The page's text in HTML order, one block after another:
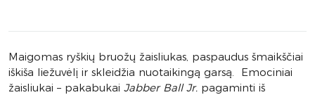
Maigomas ryškių bruožų žaisliukas, paspaudus šmaikščiai
iškiša liežuvėlį ir skleidžia nuotaikingą garsą. Emociniai
žaisliukai – pakabukai Jabber Ball Jr. pagaminti iš